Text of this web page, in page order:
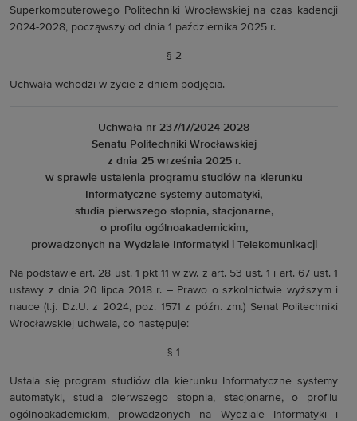
Superkomputerowego Politechniki Wrocławskiej na czas kadencji
2024-2028, począwszy od dnia 1 października 2025 r.
§ 2
Uchwała wchodzi w życie z dniem podjęcia.
Uchwała nr 237/17/2024-2028
Senatu Politechniki Wrocławskiej
z dnia 25 września 2025 r.
w sprawie ustalenia programu studiów na kierunku
Informatyczne systemy automatyki,
studia pierwszego stopnia, stacjonarne,
o profilu ogólnoakademickim,
prowadzonych na Wydziale Informatyki i Telekomunikacji
Na podstawie art. 28 ust. 1 pkt 11 w zw. z art. 53 ust. 1 i art. 67 ust. 1
ustawy z dnia 20 lipca 2018 r. – Prawo o szkolnictwie wyższym i
nauce (t.j. Dz.U. z 2024, poz. 1571 z późn. zm.) Senat Politechniki
Wrocławskiej uchwala, co następuje:
§ 1
Ustala się program studiów dla kierunku Informatyczne systemy
automatyki, studia pierwszego stopnia, stacjonarne, o profilu
ogólnoakademickim, prowadzonych na Wydziale Informatyki i